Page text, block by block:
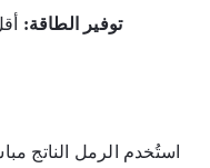
توفير الطاقة: أقل
استُخدم الرمل الناتج